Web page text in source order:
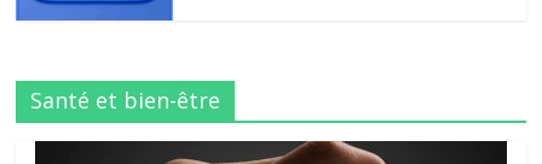
Santé et bien-être